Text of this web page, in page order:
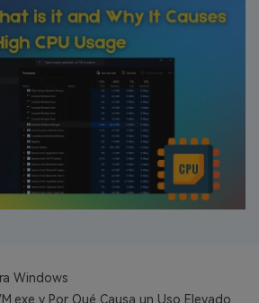
Gratis
perdidos/eliminados gratis
Pruébalo Gratis
Windows
y Por Qué Causa un Uso Elevado